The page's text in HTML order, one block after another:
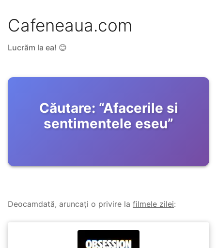
Cafeneaua.com
Lucrăm la ea! 😊
Căutare: “Afacerile si
sentimentele eseu”
Deocamdată, aruncați o privire la filmele zilei: